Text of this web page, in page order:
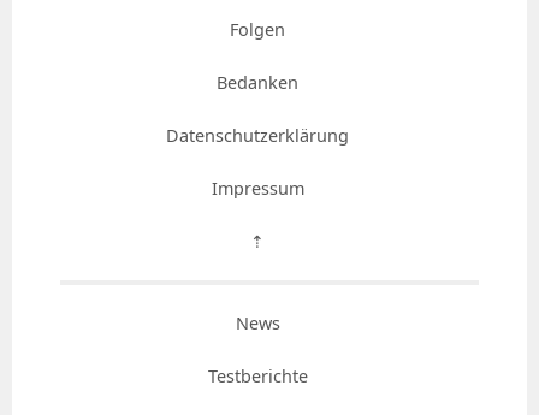
Folgen
Bedanken
Datenschutzerklärung
Impressum
⇡
News
Testberichte